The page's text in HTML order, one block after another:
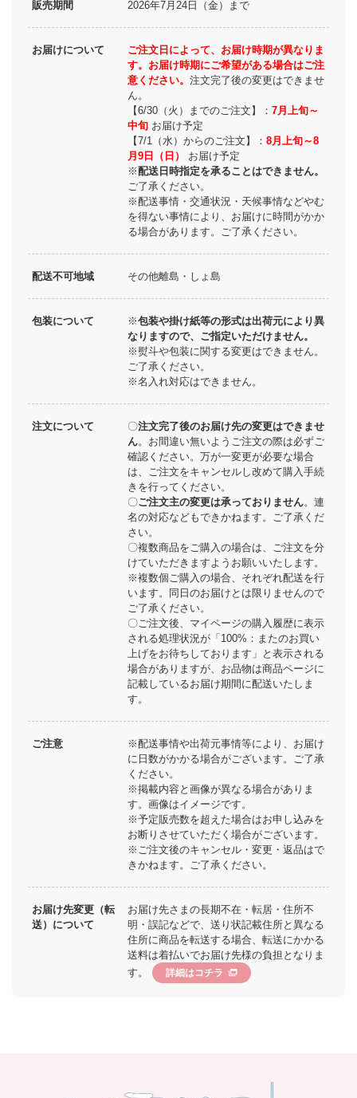
販売期間 2026年7月24日（金）まで
お届けについて
ご注文日によって、お届け時期が異なりま
す。お届け時期にご希望がある場合はご注
意ください。 注文完了後の変更はできませ
ん。
【6/30（火）までのご注文】： 7月上旬～
中旬 お届け予定
【7/1（水）からのご注文】： 8月上旬～8
月9日（日）
お届け予定
※配送日時指定を承ることはできません。
ご了承ください。
※配送事情・交通状況・天候事情などやむ
を得ない事情により、お届けに時間がかか
る場合があります。ご了承ください。
配送不可地域 その他離島・しょ島
包装について ※包装や掛け紙等の形式は出荷元により異
なりますので、ご指定いただけません。
※熨斗や包装に関する変更はできません。
ご了承ください。
※名入れ対応はできません。
注文について 〇注文完了後のお届け先の変更はできませ
ん。お間違い無いようご注文の際は必ずご
確認ください。万が一変更が必要な場合
は、ご注文をキャンセルし改めて購入手続
きを行ってください。
〇ご注文主の変更は承っておりません。連
名の対応などもできかねます。ご了承くだ
さい。
〇複数商品をご購入の場合は、ご注文を分
けていただきますようお願いいたします。
※複数個ご購入の場合、それぞれ配送を行
います。同日のお届けとは限りませんので
ご了承ください。
〇ご注文後、マイページの購入履歴に表示
される処理状況が「100%：またのお買い
上げをお待ちしております」と表示される
場合がありますが、お品物は商品ページに
記載しているお届け期間に配送いたしま
す。
ご注意
※配送事情や出荷元事情等により、お届け
に日数がかかる場合がございます。ご了承
ください。
※掲載内容と画像が異なる場合がありま
す。画像はイメージです。
※予定販売数を超えた場合はお申し込みを
お断りさせていただく場合がございます。
※ご注文後のキャンセル・変更・返品はで
きかねます。ご了承ください。
お届け先変更（転
送）について
お届け先さまの長期不在・転居・住所不
明・誤記などで、送り状記載住所と異なる
住所に商品を転送する場合、転送にかかる
送料は着払いでお届け先様の負担となりま
す。
詳細はコチラ